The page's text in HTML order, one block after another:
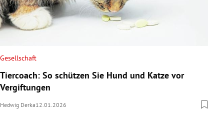
Gesellschaft
Tiercoach: So schützen Sie Hund und Katze vor
Vergiftungen
Hedwig Derka12.01.2026